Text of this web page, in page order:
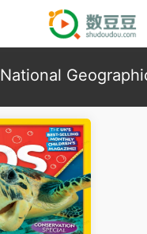
National